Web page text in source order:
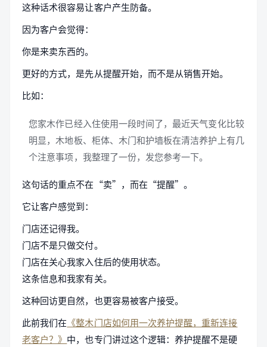
这种话术很容易让客户产生防备。
因为客户会觉得：
你是来卖东西的。
更好的方式，是先从提醒开始，而不是从销售开始。
比如：
您家木作已经入住使用一段时间了，最近天气变化比较
明显，木地板、柜体、木门和护墙板在清洁养护上有几
个注意事项，我整理了一份，发您参考一下。
这句话的重点不在“卖”，而在“提醒”。
它让客户感觉到：
门店还记得我。
门店不是只做交付。
门店在关心我家入住后的使用状态。
这条信息和我家有关。
这种回访更自然，也更容易被客户接受。
此前我们在 《整木门店如何用一次养护提醒，重新连接
老客户？》 中，也专门讲过这个逻辑：养护提醒不是硬